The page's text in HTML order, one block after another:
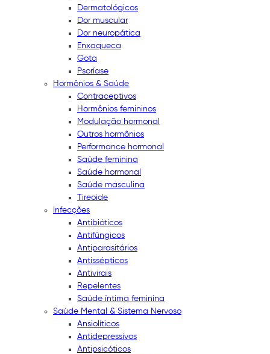
Dermatológicos
Dor muscular
Dor neuropática
Enxaqueca
Gota
Psoríase
Hormônios & Saúde
Contraceptivos
Hormônios femininos
Modulação hormonal
Outros hormônios
Performance hormonal
Saúde feminina
Saúde hormonal
Saúde masculina
Tireoide
Infecções
Antibióticos
Antifúngicos
Antiparasitários
Antissépticos
Antivirais
Repelentes
Saúde íntima feminina
Saúde Mental & Sistema Nervoso
Ansiolíticos
Antidepressivos
Antipsicóticos